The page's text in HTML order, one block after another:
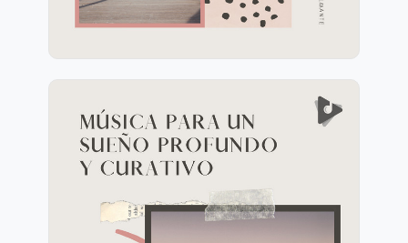
Música para un Sueño
Profundo y Curativo